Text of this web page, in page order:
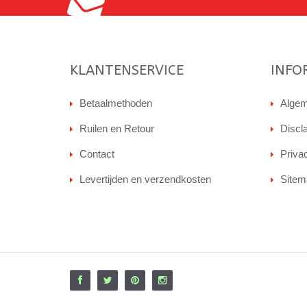
KLANTENSERVICE
Betaalmethoden
Ruilen en Retour
Contact
Levertijden en verzendkosten